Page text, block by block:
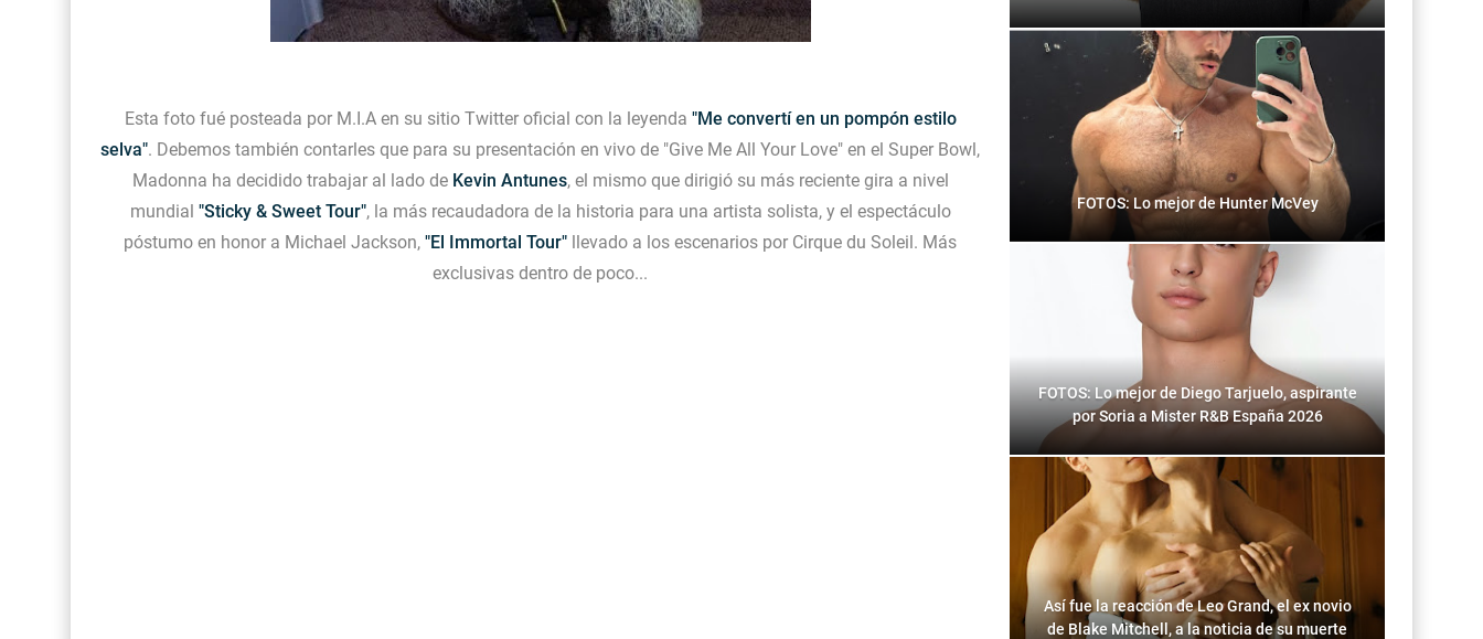
Esta foto fué posteada por M.I.A en su sitio Twitter oficial con la leyenda "Me convertí en un pompón estilo
selva". Debemos también contarles que para su presentación en vivo de "Give Me All Your Love" en el Super Bowl,
Madonna ha decidido trabajar al lado de Kevin Antunes, el mismo que dirigió su más reciente gira a nivel
mundial "Sticky & Sweet Tour", la más recaudadora de la historia para una artista solista, y el espectáculo
póstumo en honor a Michael Jackson, "El Immortal Tour" llevado a los escenarios por Cirque du Soleil. Más
exclusivas dentro de poco...
FOTOS: Lo mejor de Hunter McVey
FOTOS: Lo mejor de Diego Tarjuelo, aspirante
por Soria a Mister R&B España 2026
Así fue la reacción de Leo Grand, el ex novio
de Blake Mitchell, a la noticia de su muerte